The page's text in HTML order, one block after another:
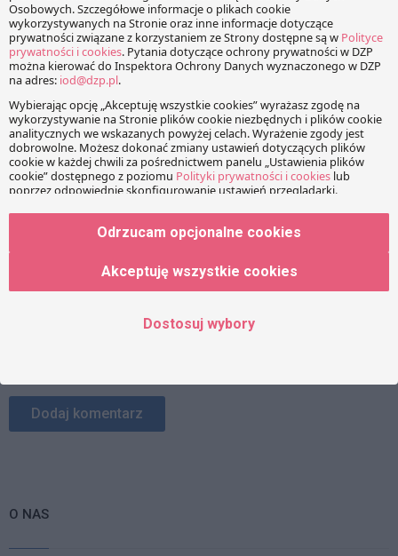
Imię
Adres e-mail
O NAS
Odrzucam opcjonalne cookies
Akceptuję wszystkie cookies
Dostosuj wybory